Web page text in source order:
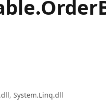
Order
System.Linq.dll